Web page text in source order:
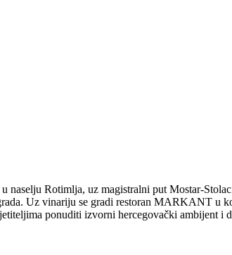
naselju Rotimlja, uz magistralni put Mostar-
Uz vinariju se gradi restoran MARKANT u
ponuditi izvorni hercegovački ambijent i